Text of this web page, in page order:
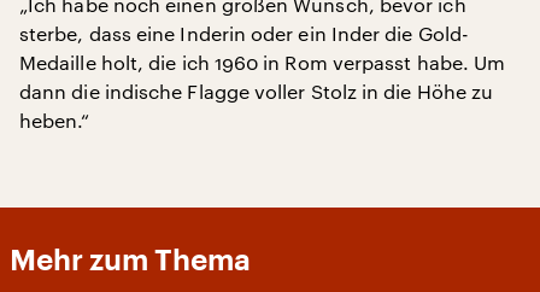
sterbe, dass eine Inderin oder ein Inder die Gold-
Medaille holt, die ich 1960 in Rom verpasst habe. Um
dann die indische Flagge voller Stolz in die Höhe zu
heben.“
Mehr zum Thema